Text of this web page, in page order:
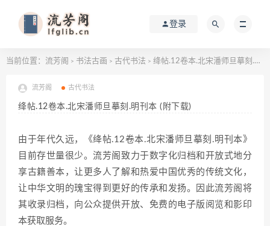
登录
当前位置： 流芳阁 > 书法古画 > 古代书法 > 绛帖.12卷本.北宋潘师旦摹刻.明刊本 (附下载)
流芳阁 古代书法
绛帖.12卷本.北宋潘师旦摹刻.明刊本 (附下载)
由于年代久远，《绛帖.12卷本.北宋潘师旦摹刻.明刊本》
目前存世量很少。流芳阁致力于数字化归档和开放式地分
享古籍善本，让更多人了解和热爱中国优秀的传统文化，
让中华文明的瑰宝得到更好的传承和发扬。因此流芳阁将
其收录归档，向公众提供开放、免费的电子版阅览和影印
本获取服务。